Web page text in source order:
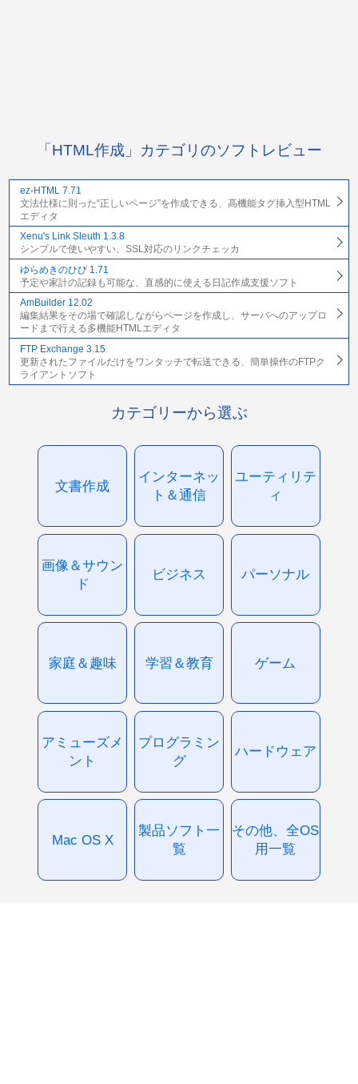
「HTML作成」カテゴリのソフトレビュー
ez-HTML 7.71
文法仕様に則った“正しいページ”を作成できる、高機能タグ挿入型HTML
エディタ
Xenu's Link Sleuth 1.3.8
シンプルで使いやすい、SSL対応のリンクチェッカ
ゆらめきのひび 1.71
予定や家計の記録も可能な、直感的に使える日記作成支援ソフト
AmBuilder 12.02
編集結果をその場で確認しながらページを作成し、サーバへのアップロ
ードまで行える多機能HTMLエディタ
FTP Exchange 3.15
更新されたファイルだけをワンタッチで転送できる、簡単操作のFTPク
ライアントソフト
カテゴリーから選ぶ
文書作成
インターネッ
ト＆通信
ユーティリテ
ィ
画像＆サウン
ド
ビジネス パーソナル
家庭＆趣味 学習＆教育 ゲーム
アミューズメ
ント
プログラミン
グ
ハードウェア
Mac OS X
製品ソフト一
覧
その他、全OS
用一覧